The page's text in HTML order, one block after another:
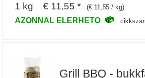
1 kg € 11,55 * (€ 11,55 / kg)
AZONNAL ELERHETO
Grill BBQ -